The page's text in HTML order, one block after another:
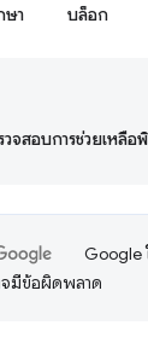
า บล็อก
วจสอบการช่วยเหลือ
Google
จมีข้อผิดพลาด